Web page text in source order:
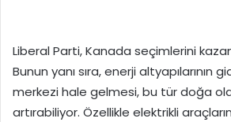
Liberal Parti, Kanada seçimlerini
Bunun yanı sıra, enerji altyapılarının
merkezi hale gelmesi, bu tür doğa
artırabiliyor. Özellikle elektrikli